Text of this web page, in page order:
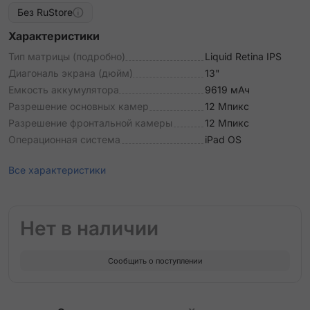
Без RuStore
Характеристики
Тип матрицы (подробно)
Liquid Retina IPS
Диагональ экрана (дюйм)
13"
Емкость аккумулятора
9619 мАч
Разрешение основных камер
12 Мпикс
Разрешение фронтальной камеры
12 Мпикс
Операционная система
iPad OS
Все характеристики
Нет в наличии
Сообщить о поступлении